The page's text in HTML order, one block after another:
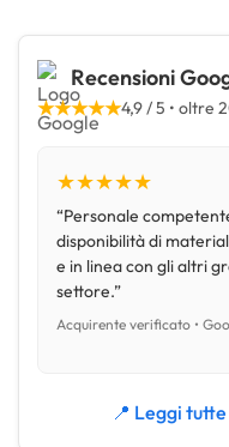
Recensioni
★★★★★4,9 / 5 • oltre
★★★★★
“Personale
disponibilità di
e in linea con gli altri
settore.”
Acquirente verificato •
📍 Leggi